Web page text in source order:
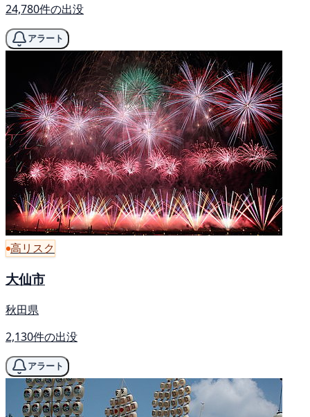
24,780件の出没
アラート
高リスク
大仙市
秋田県
2,130件の出没
アラート